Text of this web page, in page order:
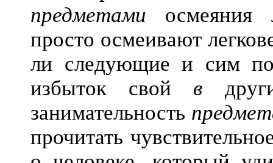
предметами осмеяния
просто осмеивают
ли следующие и сим
избыток свой в
занимательность
прочитать